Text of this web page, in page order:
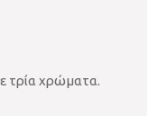
τρία χρώματα.